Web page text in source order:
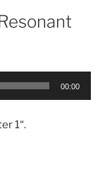
00:00
1“.